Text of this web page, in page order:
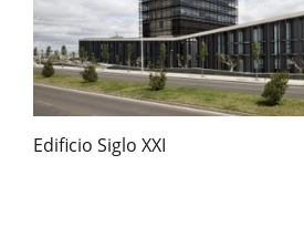
Edificio Siglo XXI